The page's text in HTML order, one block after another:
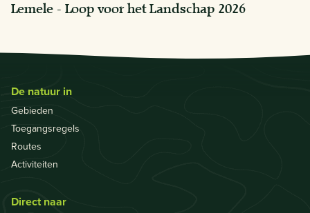
Lemele - Loop voor het Landschap 2026
De natuur in
Gebieden
Toegangsregels
Routes
Activiteiten
Direct naar